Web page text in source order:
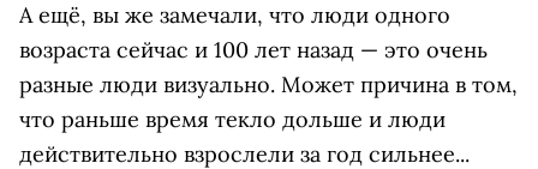
А ещё, вы же замечали, что люди одного
возраста сейчас и 100 лет назад — это очень
разные люди визуально. Может причина в том,
что раньше время текло дольше и люди
действительно взрослели за год сильнее...